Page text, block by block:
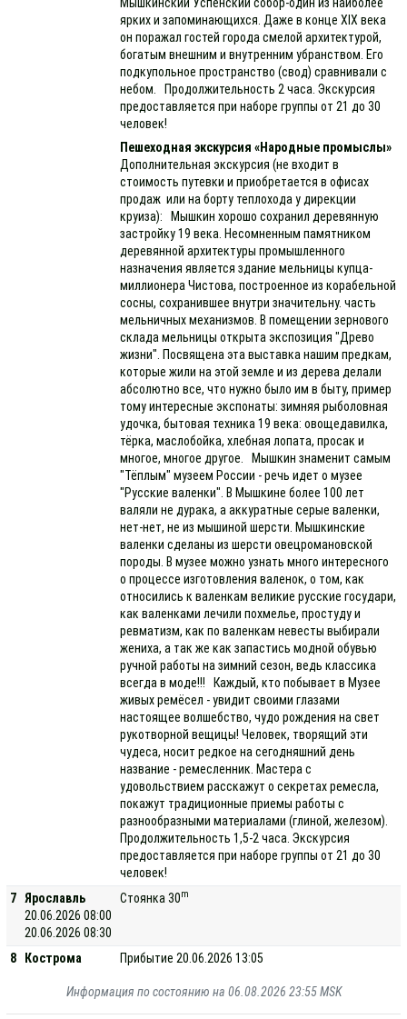
ярких и запоминающихся. Даже в конце XIX века
он поражал гостей города смелой архитектурой,
богатым внешним и внутренним убранством. Его
подкупольное пространство (свод) сравнивали с
небом. Продолжительность 2 часа. Экскурсия
предоставляется при наборе группы от 21 до 30
человек!
Пешеходная экскурсия «Народные промыслы»
Дополнительная экскурсия (не входит в
стоимость путевки и приобретается в офисах
продаж или на борту теплохода у дирекции
круиза): Мышкин хорошо сохранил деревянную
застройку 19 века. Несомненным памятником
деревянной архитектуры промышленного
назначения является здание мельницы купца-
миллионера Чистова, построенное из корабельной
сосны, сохранившее внутри значительну. часть
мельничных механизмов. В помещении зернового
склада мельницы открыта экспозиция "Древо
жизни". Посвящена эта выставка нашим предкам,
которые жили на этой земле и из дерева делали
абсолютно все, что нужно было им в быту, пример
тому интересные экспонаты: зимняя рыболовная
удочка, бытовая техника 19 века: овощедавилка,
тёрка, маслобойка, хлебная лопата, просак и
многое, многое другое. Мышкин знаменит самым
"Тёплым" музеем России - речь идет о музее
"Русские валенки". В Мышкине более 100 лет
валяли не дурака, а аккуратные серые валенки,
нет-нет, не из мышиной шерсти. Мышкинские
валенки сделаны из шерсти овецромановской
породы. В музее можно узнать много интересного
о процессе изготовления валенок, о том, как
относились к валенкам великие русские государи,
как валенками лечили похмелье, простуду и
ревматизм, как по валенкам невесты выбирали
жениха, а так же как запастись модной обувью
ручной работы на зимний сезон, ведь классика
всегда в моде!!! Каждый, кто побывает в Музее
живых ремёсел - увидит своими глазами
настоящее волшебство, чудо рождения на свет
рукотворной вещицы! Человек, творящий эти
чудеса, носит редкое на сегодняшний день
название - ремесленник. Мастера с
удовольствием расскажут о секретах ремесла,
покажут традиционные приемы работы с
разнообразными материалами (глиной, железом).
Продолжительность 1,5-2 часа. Экскурсия
предоставляется при наборе группы от 21 до 30
человек!
7
Ярославль
20.06.2026 08:00
20.06.2026 08:30
Стоянка 30m
8 Кострома Прибытие 20.06.2026 13:05
Информация по состоянию на 06.08.2026 23:55 MSK